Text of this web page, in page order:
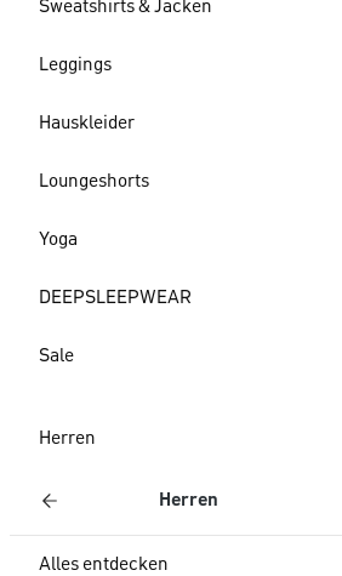
Sweatshirts & Jacken
Leggings
Hauskleider
Loungeshorts
Yoga
DEEPSLEEPWEAR
Sale
Herren
Herren
Alles entdecken